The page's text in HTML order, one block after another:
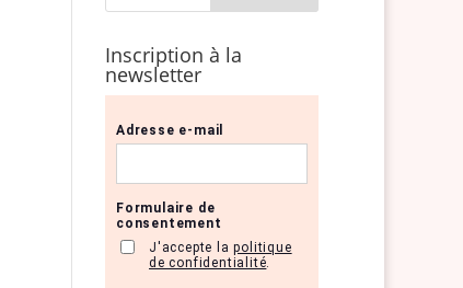
Inscription à la
newsletter